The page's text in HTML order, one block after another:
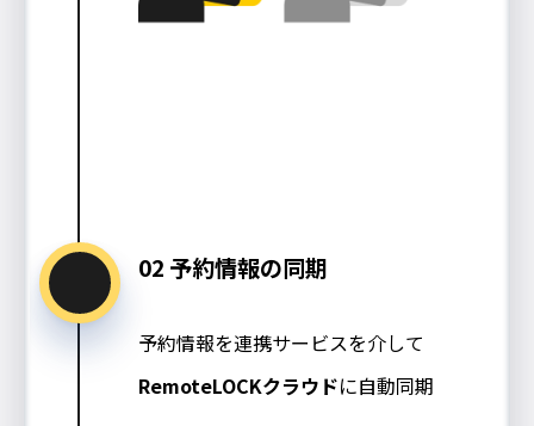
02 予約情報の同期
予約情報を連携サービスを介して
RemoteLOCKクラウドに自動同期